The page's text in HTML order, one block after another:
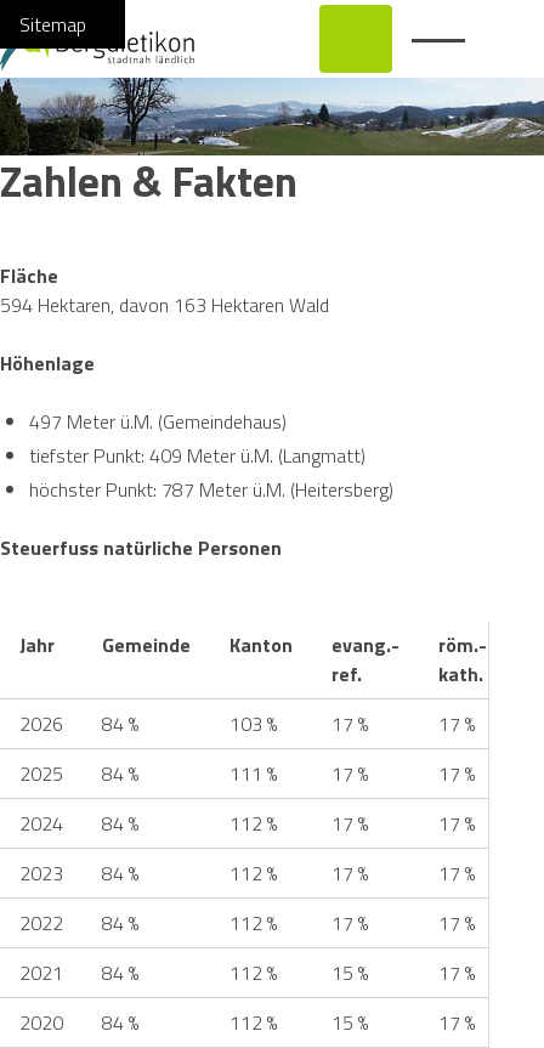
Navigieren in Bergdietikon
Schnellnavigation
Home
Navigation
Inhalt
Suche
Sitemap
Zahlen & Fakten
Fläche
594 Hektaren, davon 163 Hektaren Wald
Höhenlage
497 Meter ü.M. (Gemeindehaus)
tiefster Punkt: 409 Meter ü.M. (Langmatt)
höchster Punkt: 787 Meter ü.M. (Heitersberg)
Steuerfuss natürliche Personen
Jahr Gemeinde Kanton
evang.-
ref.
röm.-
kath.
2026
84 % 103 % 17 % 17 %
2025
84 % 111 % 17 % 17 %
2024
84 % 112 % 17 % 17 %
2023
84 % 112 % 17 % 17 %
2022
84 % 112 % 17 % 17 %
2021
84 % 112 % 15 % 17 %
2020
84 % 112 % 15 % 17 %